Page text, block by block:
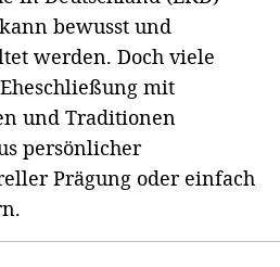
bewusst und
werden. Doch viele
mit
und Traditionen
persönlicher
Prägung oder einfach